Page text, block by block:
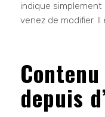
indique simplement
venez de modifier. Il
depuis